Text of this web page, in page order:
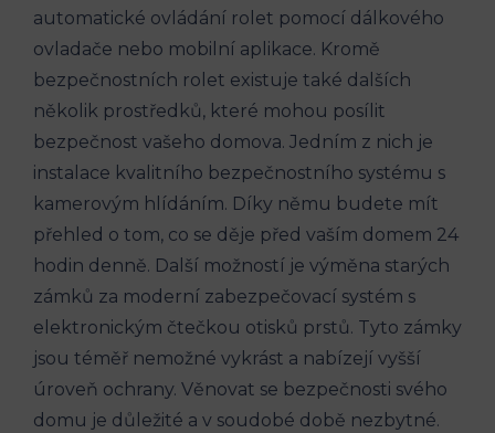
automatické ovládání rolet pomocí dálkového
ovladače nebo mobilní aplikace. Kromě
bezpečnostních rolet existuje také dalších
několik prostředků, které mohou posílit
bezpečnost vašeho domova. Jedním z nich je
instalace kvalitního bezpečnostního systému s
kamerovým hlídáním. Díky němu budete mít
přehled o tom, co se děje před vaším domem 24
hodin denně. Další možností je výměna starých
zámků za moderní zabezpečovací systém s
elektronickým čtečkou otisků prstů. Tyto zámky
jsou téměř nemožné vykrást a nabízejí vyšší
úroveň ochrany. Věnovat se bezpečnosti svého
domu je důležité a v soudobé době nezbytné.